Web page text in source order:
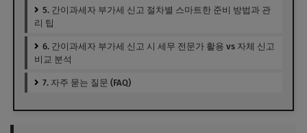
5. 간이과세자 부가세 신고 절차별 스마트한 준비 방법과 관
리 팁
6. 간이과세자 부가세 신고 시 세무 전문가 활용 vs 자체 신고
비교 분석
7. 자주 묻는 질문 (FAQ)